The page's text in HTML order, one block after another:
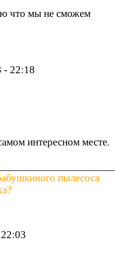
что мы не сможем
- 22:18
интересном месте.
пылесоса